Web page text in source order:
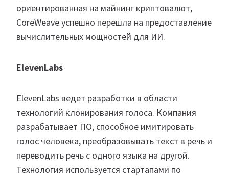
ориентированная на майнинг криптовалют,
CoreWeave успешно перешла на предоставление
вычислительных мощностей для ИИ.
ElevenLabs
ElevenLabs ведет разработки в области
технологий клонирования голоса. Компания
разрабатывает ПО, способное имитировать
голос человека, преобразовывать текст в речь и
переводить речь с одного языка на другой.
Технология используется стартапами по